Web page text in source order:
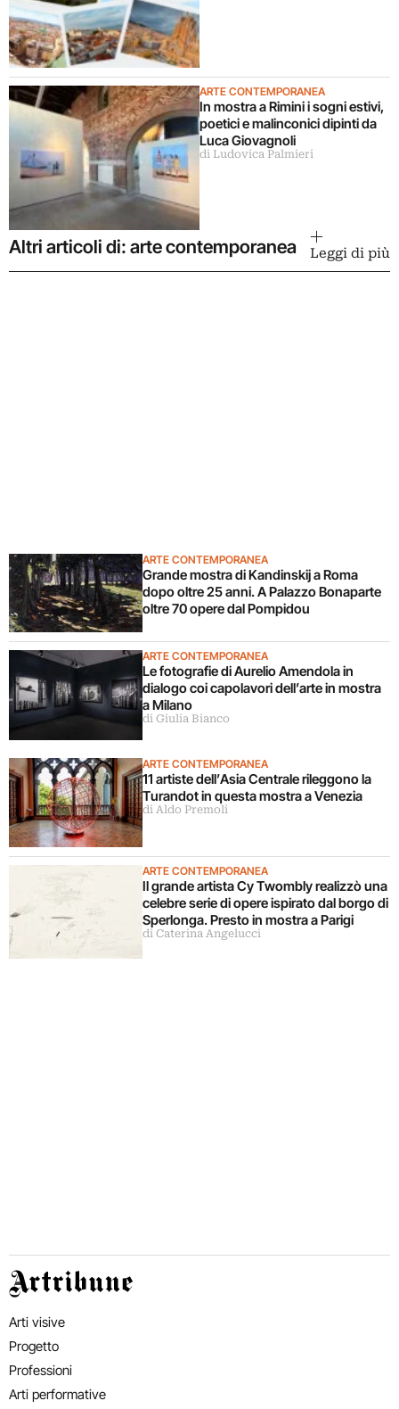
ARTE CONTEMPORANEA
In mostra a Rimini i sogni estivi,
poetici e malinconici dipinti da
Luca Giovagnoli
di Ludovica Palmieri
Altri articoli di: arte contemporanea Leggi di più
ARTE CONTEMPORANEA
Grande mostra di Kandinskij a Roma
dopo oltre 25 anni. A Palazzo Bonaparte
oltre 70 opere dal Pompidou
ARTE CONTEMPORANEA
Le fotografie di Aurelio Amendola in
dialogo coi capolavori dell’arte in mostra
a Milano
di Giulia Bianco
ARTE CONTEMPORANEA
11 artiste dell’Asia Centrale rileggono la
Turandot in questa mostra a Venezia
di Aldo Premoli
ARTE CONTEMPORANEA
Il grande artista Cy Twombly realizzò una
celebre serie di opere ispirato dal borgo di
Sperlonga. Presto in mostra a Parigi
di Caterina Angelucci
Artribune
Arti visive
Progetto
Professioni
Arti performative